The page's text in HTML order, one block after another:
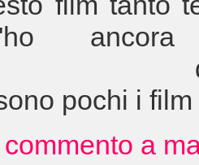
ancora
pochi i
a